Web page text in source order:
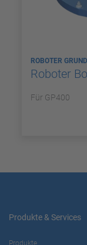
ROBOTER
Roboter
Für GP400
Produkte & Services